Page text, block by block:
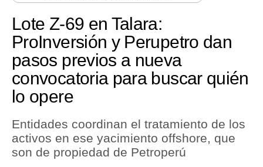
Economía
Mercados
Perú
Política
Tu Dinero
Finanzas Personales
Lote Z-69 en Talara:
ProInversión y Perupetro dan
pasos previos a nueva
convocatoria para buscar quién
lo opere
Entidades coordinan el tratamiento de los
activos en ese yacimiento offshore, que
son de propiedad de Petroperú